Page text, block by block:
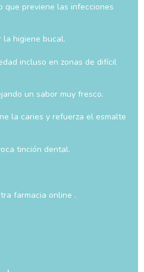
que previene las infecciones
la higiene bucal.
incluso en zonas de difícil
un sabor muy fresco.
la caries y refuerza el esmalte
tinción dental.
farmacia online .